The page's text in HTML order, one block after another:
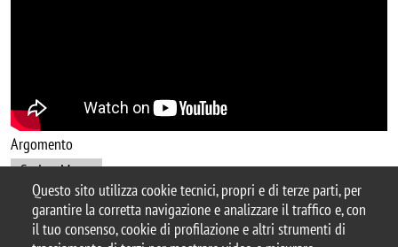
Questo sito utilizza cookie tecnici, propri e di terze parti, per
garantire la corretta navigazione e analizzare il traffico e, con
il tuo consenso, cookie di profilazione e altri strumenti di
Argomento
CuriosaMente